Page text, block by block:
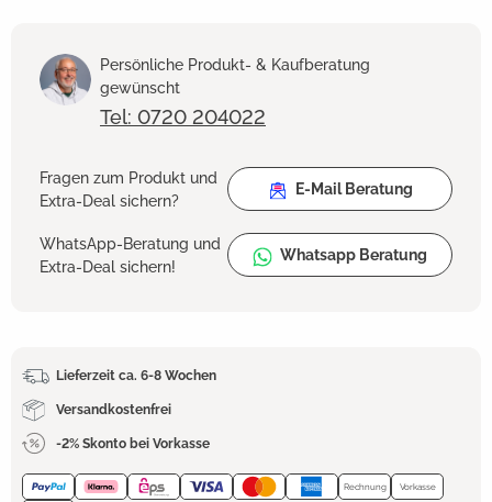
Persönliche Produkt- & Kaufberatung
gewünscht
Tel: 0720 204022
Fragen zum Produkt und
Extra-Deal sichern?
E-Mail Beratung
WhatsApp-Beratung und
Extra-Deal sichern!
Whatsapp Beratung
Lieferzeit ca. 6-8 Wochen
Versandkostenfrei
-2% Skonto bei Vorkasse
Rechnung Vorkasse